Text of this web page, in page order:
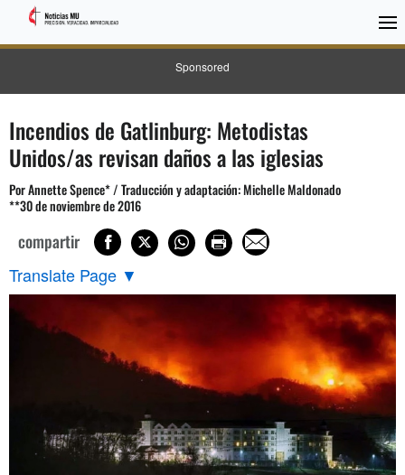
Sponsored
Incendios de Gatlinburg: Metodistas
Unidos/as revisan daños a las iglesias
Por Annette Spence* / Traducción y adaptación: Michelle Maldonado
**30 de noviembre de 2016
compartir
Translate Page ▼